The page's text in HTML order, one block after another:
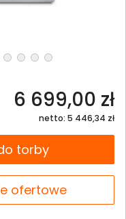
6 699,00 zł
netto: 5 446,34 zł
torby
ofertowe